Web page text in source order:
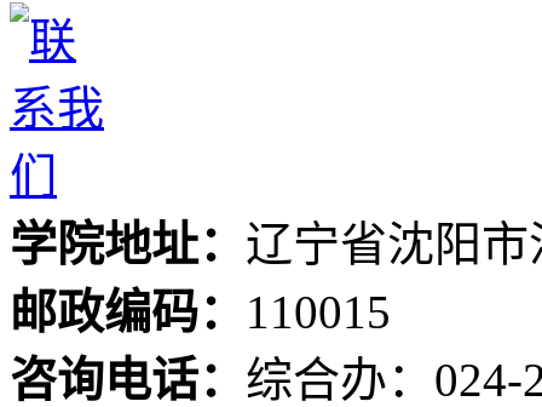
学院地址： 辽宁省沈阳
邮政编码： 110015
咨询电话： 综合办：024-